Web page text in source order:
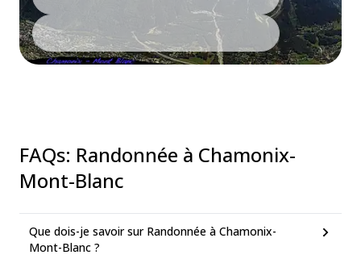
FAQs: Randonnée à Chamonix-
Mont-Blanc
Que dois-je savoir sur Randonnée à Chamonix-
Mont-Blanc ?